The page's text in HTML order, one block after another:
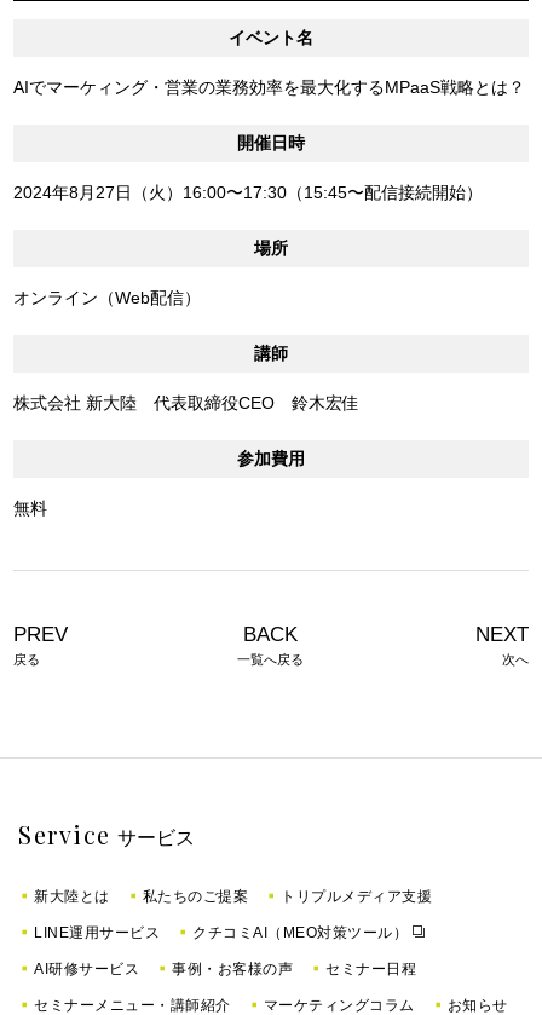
イベント名
AIでマーケィング・営業の業務効率を最大化するMPaaS戦略とは？
開催日時
2024年8月27日（火）16:00〜17:30（15:45〜配信接続開始）
場所
オンライン（Web配信）
講師
株式会社 新大陸 代表取締役CEO 鈴木宏佳
参加費用
無料
PREV
戻る
BACK
一覧へ戻る
NEXT
次へ
Service サービス
新大陸とは 私たちのご提案 トリプルメディア支援
LINE運用サービス クチコミAI（MEO対策ツール）
AI研修サービス 事例・お客様の声 セミナー日程
セミナーメニュー・講師紹介 マーケティングコラム お知らせ